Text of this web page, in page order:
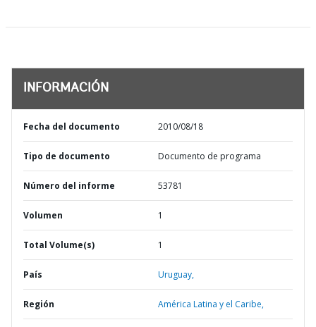
INFORMACIÓN
Fecha del documento 2010/08/18
Tipo de documento Documento de programa
Número del informe 53781
Volumen 1
Total Volume(s) 1
País Uruguay,
Región América Latina y el Caribe,